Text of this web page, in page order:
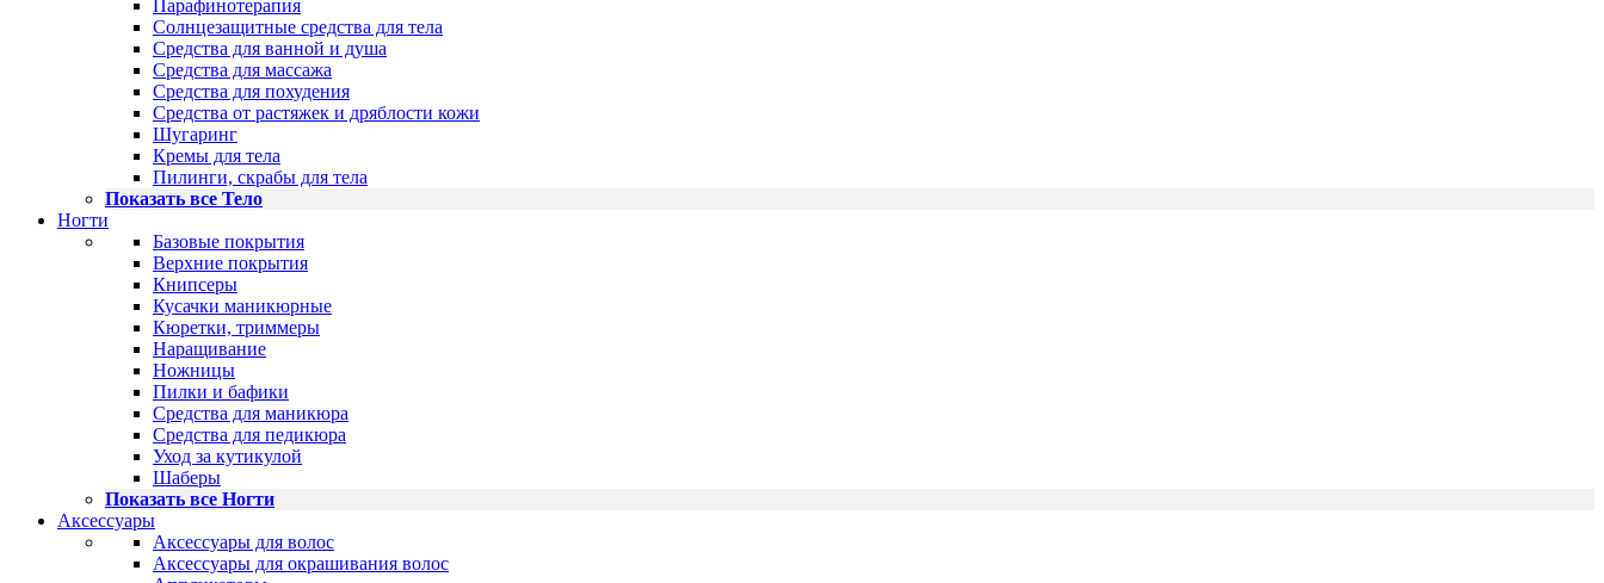
Парафинотерапия
Солнцезащитные средства для тела
Средства для ванной и душа
Средства для массажа
Средства для похудения
Средства от растяжек и дряблости кожи
Шугаринг
Кремы для тела
Пилинги, скрабы для тела
Показать все Тело
Ногти
Базовые покрытия
Верхние покрытия
Книпсеры
Кусачки маникюрные
Кюретки, триммеры
Наращивание
Ножницы
Пилки и бафики
Средства для маникюра
Средства для педикюра
Уход за кутикулой
Шаберы
Показать все Ногти
Аксессуары
Аксессуары для волос
Аксессуары для окрашивания волос